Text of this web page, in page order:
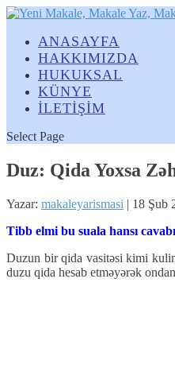
ANASAYFA
HAKKIMIZDA
HUKUKSAL
KÜNYE
İLETİŞİM
Select Page
Duz: Qida Yoxsa
Yazar: makaleyarismasi | 18 Şub
Tibb elmi bu suala hansı
Duzun bir qida vasitəsi kimi
duzu qida hesab etməyərək